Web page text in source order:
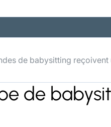
de babysitting reçoivent
de